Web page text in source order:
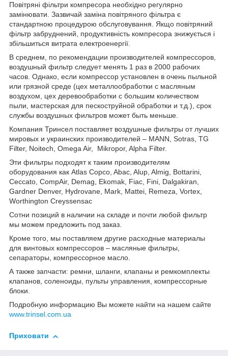
Повітряні фільтри компресора необхідно регулярно
замінювати. Зазвичай заміна повітряного фільтра є
стандартною процедурою обслуговування. Якщо повітряний
фільтр забруднений, продуктивність компресора знижується і
збільшиться витрата електроенергії.
В среднем, по рекомендации производителей компрессоров,
воздушный фильтр следует менять 1 раз в 2000 рабочих
часов. Однако, если компрессор установлен в очень пыльной
или грязной среде (цех металлообработки с масляным
воздухом, цех деревообработки с большим количеством
пыли, мастерская для пескоструйной обработки и т.д.), срок
службы воздушных фильтров может быть меньше.
Компания Тринсел поставляет воздушные фильтры от лучших
мировых и украинских производителей – MANN, Sotras, TG
Filter, Noitech, Omega Air,
Mikropor, Alpha Filter.
Эти фильтры подходят к таким производителям
оборудования как Atlas Copco, Abac, Alup, Almig, Bottarini,
Ceccato, CompAir, Demag, Ekomak, Fiac, Fini, Dalgakiran,
Gardner Denver, Hydrovane, Mark, Mattei, Remeza, Vortex,
Worthington Creyssensac
Сотни позиций в наличии на складе и почти любой фильтр
мы можем предложить под заказ.
Кроме того, мы поставляем другие расходные материалы
для винтовых компрессоров – масляные фильтры,
сепараторы, компрессорное масло.
А также запчасти: ремни, шланги, клапаны и ремкомплекты
клапанов, соленоиды, пульты управления, компрессорные
блоки.
Подробную информацию Вы можете найти на нашем сайте
www.trinsel.com.ua
Приховати